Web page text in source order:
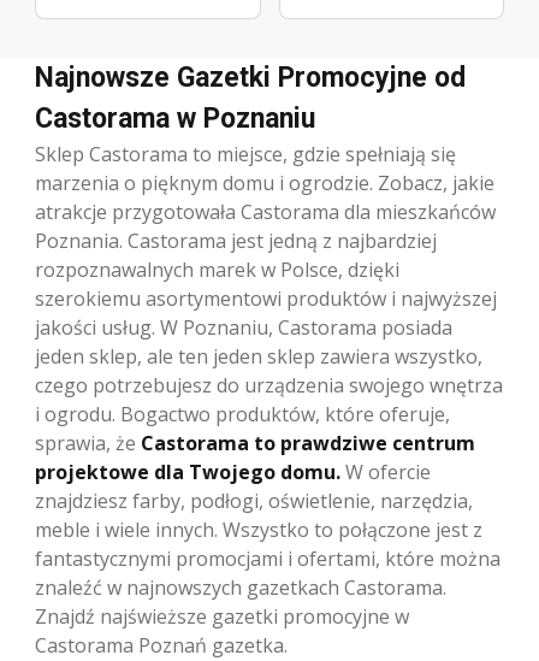
Najnowsze Gazetki Promocyjne od
Castorama w Poznaniu
Sklep Castorama to miejsce, gdzie spełniają się
marzenia o pięknym domu i ogrodzie. Zobacz, jakie
atrakcje przygotowała Castorama dla mieszkańców
Poznania. Castorama jest jedną z najbardziej
rozpoznawalnych marek w Polsce, dzięki
szerokiemu asortymentowi produktów i najwyższej
jakości usług. W Poznaniu, Castorama posiada
jeden sklep, ale ten jeden sklep zawiera wszystko,
czego potrzebujesz do urządzenia swojego wnętrza
i ogrodu. Bogactwo produktów, które oferuje,
sprawia, że Castorama to prawdziwe centrum
projektowe dla Twojego domu.W ofercie
znajdziesz farby, podłogi, oświetlenie, narzędzia,
meble i wiele innych. Wszystko to połączone jest z
fantastycznymi promocjami i ofertami, które można
znaleźć w najnowszych gazetkach Castorama.
Znajdź najświeższe gazetki promocyjne w
Castorama Poznań gazetka.